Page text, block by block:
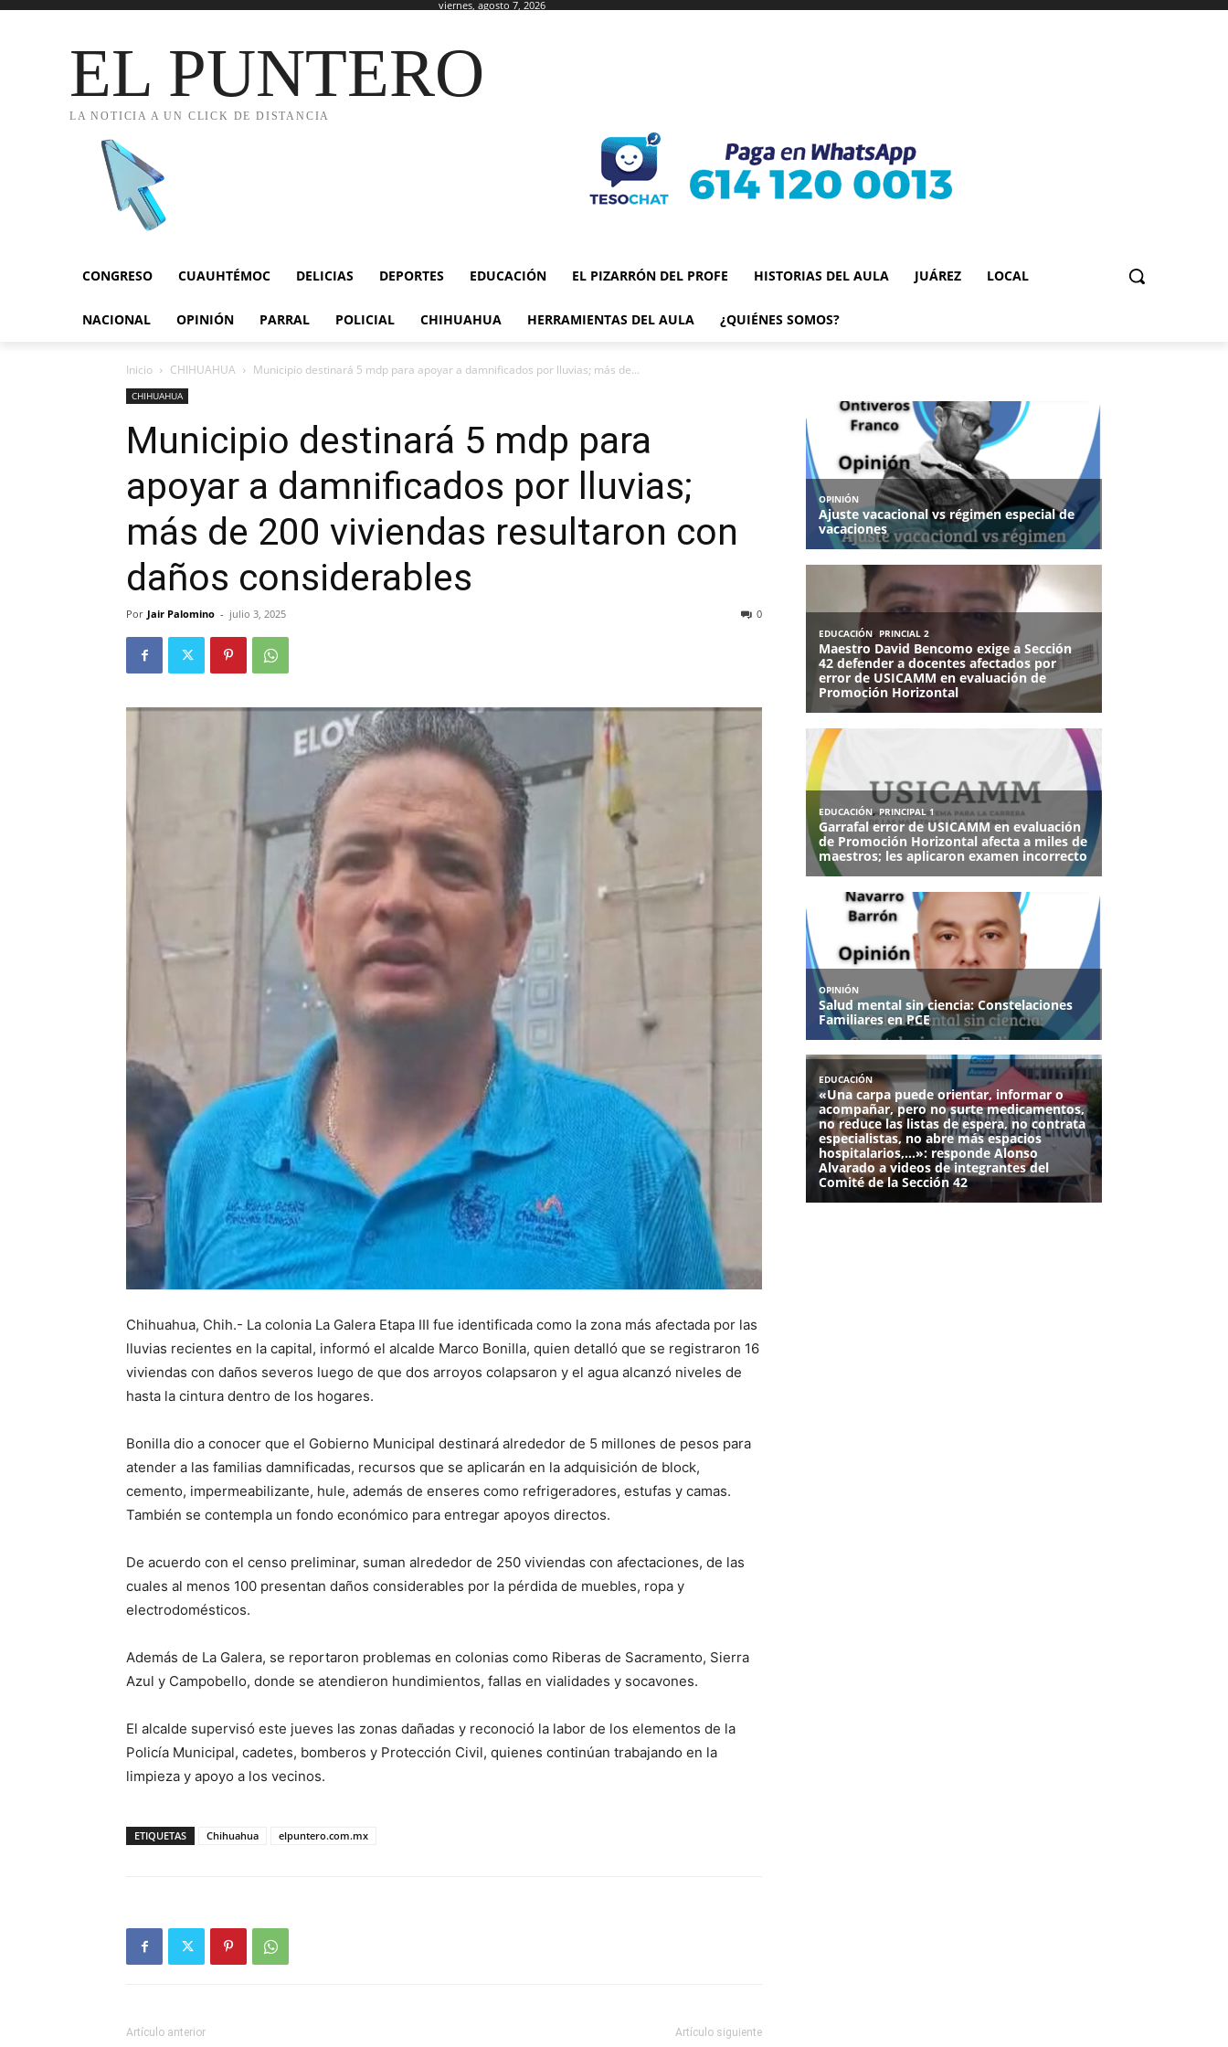
viernes, agosto 7, 2026
EL PUNTERO
LA NOTICIA A UN CLICK DE DISTANCIA
CONGRESO CUAUHTÉMOC DELICIAS DEPORTES EDUCACIÓN EL PIZARRÓN DEL PROFE HISTORIAS DEL AULA JUÁREZ LOCAL
NACIONAL OPINIÓN PARRAL POLICIAL CHIHUAHUA HERRAMIENTAS DEL AULA ¿QUIÉNES SOMOS?
Inicio CHIHUAHUA Municipio destinará 5 mdp para apoyar a damnificados por lluvias; más de...
CHIHUAHUA
Municipio destinará 5 mdp para
apoyar a damnificados por lluvias;
más de 200 viviendas resultaron con
daños considerables
Por Jair Palomino - julio 3, 2025 0
Chihuahua, Chih.- La colonia La Galera Etapa III fue identificada como la zona más afectada por las
lluvias recientes en la capital, informó el alcalde Marco Bonilla, quien detalló que se registraron 16
viviendas con daños severos luego de que dos arroyos colapsaron y el agua alcanzó niveles de
hasta la cintura dentro de los hogares.
Bonilla dio a conocer que el Gobierno Municipal destinará alrededor de 5 millones de pesos para
atender a las familias damnificadas, recursos que se aplicarán en la adquisición de block,
cemento, impermeabilizante, hule, además de enseres como refrigeradores, estufas y camas.
También se contempla un fondo económico para entregar apoyos directos.
De acuerdo con el censo preliminar, suman alrededor de 250 viviendas con afectaciones, de las
cuales al menos 100 presentan daños considerables por la pérdida de muebles, ropa y
electrodomésticos.
Además de La Galera, se reportaron problemas en colonias como Riberas de Sacramento, Sierra
Azul y Campobello, donde se atendieron hundimientos, fallas en vialidades y socavones.
El alcalde supervisó este jueves las zonas dañadas y reconoció la labor de los elementos de la
Policía Municipal, cadetes, bomberos y Protección Civil, quienes continúan trabajando en la
limpieza y apoyo a los vecinos.
ETIQUETAS Chihuahua elpuntero.com.mx
Artículo anterior Artículo siguiente